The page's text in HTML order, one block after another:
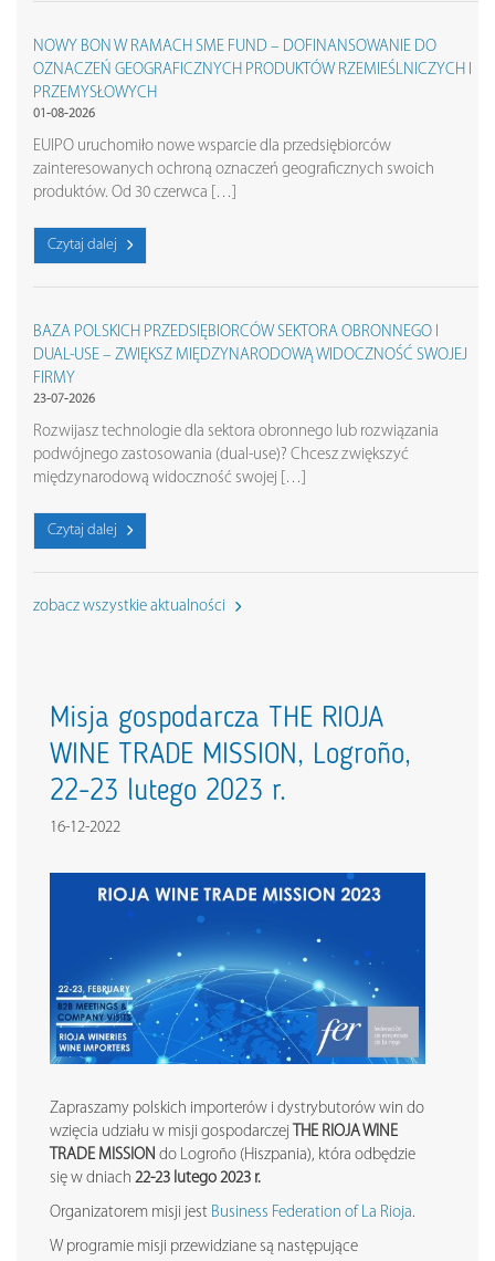
NOWY BON W RAMACH SME FUND – DOFINANSOWANIE DO
OZNACZEŃ GEOGRAFICZNYCH PRODUKTÓW RZEMIEŚLNICZYCH I
PRZEMYSŁOWYCH
01-08-2026
EUIPO uruchomiło nowe wsparcie dla przedsiębiorców
zainteresowanych ochroną oznaczeń geograficznych swoich
produktów. Od 30 czerwca […]
Czytaj dalej
BAZA POLSKICH PRZEDSIĘBIORCÓW SEKTORA OBRONNEGO I
DUAL-USE – ZWIĘKSZ MIĘDZYNARODOWĄ WIDOCZNOŚĆ SWOJEJ
FIRMY
23-07-2026
Rozwijasz technologie dla sektora obronnego lub rozwiązania
podwójnego zastosowania (dual-use)? Chcesz zwiększyć
międzynarodową widoczność swojej […]
Czytaj dalej
zobacz wszystkie aktualności
Misja gospodarcza THE RIOJA
WINE TRADE MISSION, Logroño,
22-23 lutego 2023 r.
16-12-2022
Zapraszamy polskich importerów i dystrybutorów win do
wzięcia udziału w misji gospodarczej THE RIOJA WINE
TRADE MISSION do Logroño (Hiszpania), która odbędzie
się w dniach 22-23 lutego 2023 r.
Organizatorem misji jest Business Federation of La Rioja.
W programie misji przewidziane są następujące